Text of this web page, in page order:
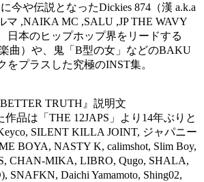
今や伝説となったDickies 874（漢 a.k.a
マ ,NAIKA MC ,SALU ,JP THE WAVY
本のヒップホップ界をリードする
曲）や、鬼「B型の女」などのBAKU
をプラスした究極のINST集。
TRUTH』説明文
作品は「THE 12JAPS」より14年ぶりと
SILENT KILLA JOINT, ジャパニー
BOYA, NASTY K, calimshot, Slim Boy,
CHAN-MIKA, LIBRO, Qugo, SHALA,
SNAFKN, Daichi Yamamoto, Shing02,